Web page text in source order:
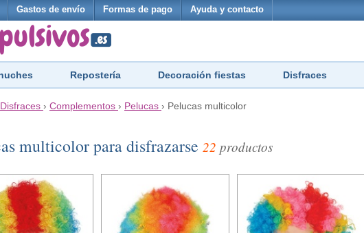
Gastos de envío Formas de pago Ayuda y contacto
Repostería Decoración fiestas Disfraces
Disfraces › Complementos › Pelucas › Pelucas multicolor
multicolor para disfrazarse 22 productos